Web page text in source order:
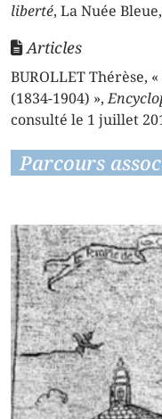
liberté, La Nuée
Articles
BUROLLET Thérèse,
(1834-1904) »,
consulté le 1 juillet
Parcours